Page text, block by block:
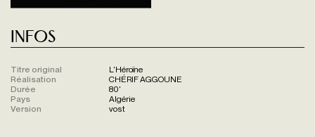
Infos
Titre original
L'Héroïne
Réalisation
CHÉRIF AGGOUNE
Durée
80'
Pays
Algérie
Version
vost